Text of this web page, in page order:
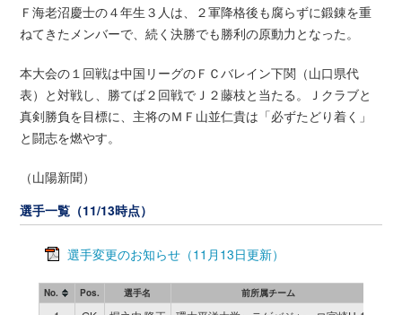
Ｆ海老沼慶士の４年生３人は、２軍降格後も腐らずに鍛錬を重
ねてきたメンバーで、続く決勝でも勝利の原動力となった。
本大会の１回戦は中国リーグのＦＣバレイン下関（山口県代
表）と対戦し、勝てば２回戦でＪ２藤枝と当たる。Ｊクラブと
真剣勝負を目標に、主将のＭＦ山並仁貴は「必ずたどり着く」
と闘志を燃やす。
（山陽新聞）
選手一覧（11/13時点）
選手変更のお知らせ（11月13日更新）
No. Pos. 選手名 前所属チーム